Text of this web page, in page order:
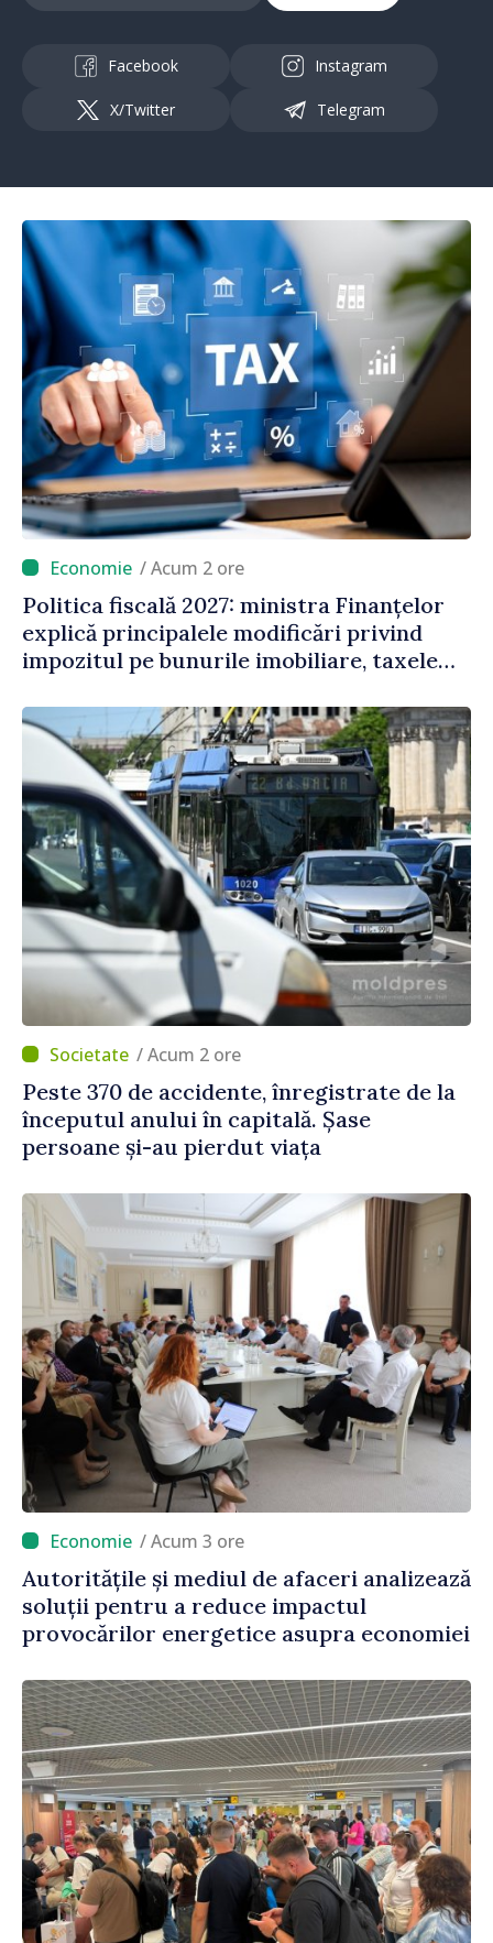
Facebook Instagram
X/Twitter Telegram
/ Acum 2 ore
Politica fiscală 2027: ministra Finanțelor
explică principalele modificări privind
impozitul pe bunurile imobiliare, taxele
/ Acum 2 ore
Peste 370 de accidente, înregistrate de la
începutul anului în capitală. Șase
persoane și-au pierdut viața
/ Acum 3 ore
Autoritățile și mediul de afaceri analizează
soluții pentru a reduce impactul
provocărilor energetice asupra economiei